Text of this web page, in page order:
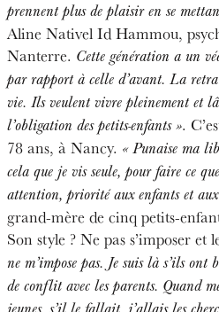
prennent plus de plaisir en se
Aline Nativel Id Hammou,
Nanterre. Cette génération a un
par rapport à celle d’avant. La
vie. Ils veulent vivre pleinement et
l’obligation des petits-enfants ».
78 ans, à Nancy. « Punaise ma
cela que je vis seule, pour faire ce
attention, priorité aux enfants et
grand-mère de cinq petits-
Son style ? Ne pas s’imposer et
ne m’impose pas. Je suis là s’ils ont
de conflit avec les parents. Quand